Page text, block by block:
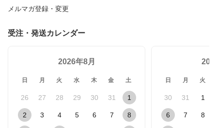
メルマガ登録・変更
受注・発送カレンダー
2026年8月
日 月 火 水 木 金 土
26 27 28 29 30 31 1
2 3 4 5 6 7 8
日 月 火
30 31 1
6 7 8